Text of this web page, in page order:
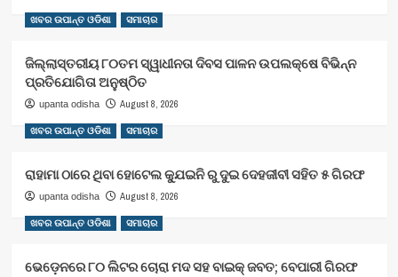
ଖବର ଉପାନ୍ତ ଓଡିଶା ସମାଚାର
ଜିଲ୍ଲାସ୍ତରୀୟ ୮୦ତମ ସ୍ୱାଧୀନତା ଦିବସ ପାଳନ ଉପଲକ୍ଷେ ବିଭିନ୍ନ
ପ୍ରତିଯୋଗିତା ଅନୁଷ୍ଠିତ
upanta odisha August 8, 2026
ଖବର ଉପାନ୍ତ ଓଡିଶା ସମାଚାର
ରାହାମା ଠାରେ ଥିବା ହୋଟେଲ କ୍ଯୁଇନି ରୁ ଦୁଇ ଦେହଜୀବୀ ସହିତ ୫ ଗିରଫ
upanta odisha August 8, 2026
ଖବର ଉପାନ୍ତ ଓଡିଶା ସମାଚାର
ଭେଡ଼େନରେ ୮୦ ଲିଟର ଚୋରା ମଦ ସହ ବାଇକ୍ ଜବତ; ବେପାରୀ ଗିରଫ